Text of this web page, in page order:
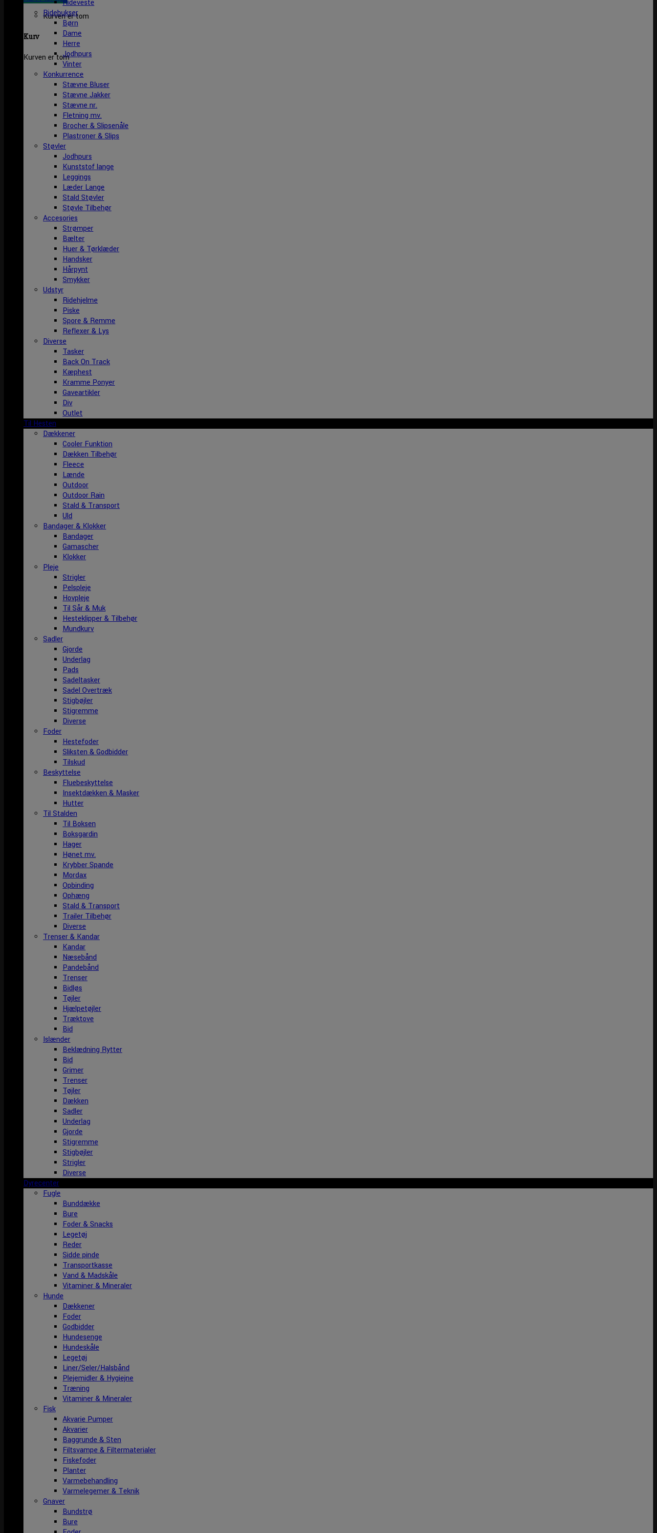
Kurven er tom
Kurv
Kurven er tom
Rideveste
Ridebukser
Børn
Dame
Herre
Jodhpurs
Vinter
Konkurrence
Stævne Bluser
Stævne Jakker
Stævne nr.
Fletning mv.
Brocher & Slipsenåle
Plastroner & Slips
Støvler
Jodhpurs
Kunststof lange
Leggings
Læder Lange
Stald Støvler
Støvle Tilbehør
Accesories
Strømper
Bælter
Huer & Tørklæder
Handsker
Hårpynt
Smykker
Udstyr
Ridehjelme
Piske
Spore & Remme
Reflexer & Lys
Diverse
Tasker
Back On Track
Kæphest
Kramme Ponyer
Gaveartikler
Div
Outlet
Til Hesten
Dækkener
Cooler Funktion
Dækken Tilbehør
Fleece
Lænde
Outdoor
Outdoor Rain
Stald & Transport
Uld
Bandager & Klokker
Bandager
Gamascher
Klokker
Pleje
Strigler
Pelspleje
Hovpleje
Til Sår & Muk
Hesteklipper & Tilbehør
Mundkurv
Sadler
Gjorde
Underlag
Pads
Sadeltasker
Sadel Overtræk
Stigbøjler
Stigremme
Diverse
Foder
Hestefoder
Sliksten & Godbidder
Tilskud
Beskyttelse
Fluebeskyttelse
Insektdækken & Masker
Hutter
Til Stalden
Til Boksen
Boksgardin
Hager
Hønet mv.
Krybber Spande
Mordax
Opbinding
Ophæng
Stald & Transport
Trailer Tilbehør
Diverse
Trenser & Kandar
Kandar
Næsebånd
Pandebånd
Trenser
Bidløs
Tøjler
Hjælpetøjler
Træktove
Bid
Islænder
Beklædning Rytter
Bid
Grimer
Trenser
Tøjler
Dækken
Sadler
Underlag
Gjorde
Stigremme
Stigbøjler
Strigler
Diverse
Dyrecenter
Fugle
Bunddække
Bure
Foder & Snacks
Legetøj
Reder
Sidde pinde
Transportkasse
Vand & Madskåle
Vitaminer & Mineraler
Hunde
Dækkener
Foder
Godbidder
Hundesenge
Hundeskåle
Legetøj
Liner/Seler/Halsbånd
Plejemidler & Hygiejne
Træning
Vitaminer & Mineraler
Fisk
Akvarie Pumper
Akvarier
Baggrunde & Sten
Filtsvampe & Filtermaterialer
Fiskefoder
Planter
Varmebehandling
Varmelegemer & Teknik
Gnaver
Bundstrø
Bure